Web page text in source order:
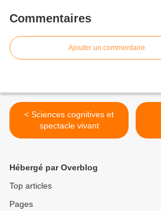
Commentaires
Ajouter un commentaire
< Sciences cognitives et
spectacle vivant
Hébergé par Overblog
Top articles
Pages